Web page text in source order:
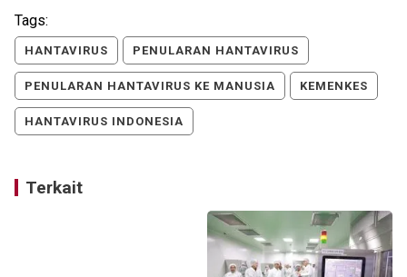
Tags:
HANTAVIRUS PENULARAN HANTAVIRUS
PENULARAN HANTAVIRUS KE MANUSIA KEMENKES
HANTAVIRUS INDONESIA
Terkait